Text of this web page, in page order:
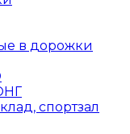
в дорожки
спортзал